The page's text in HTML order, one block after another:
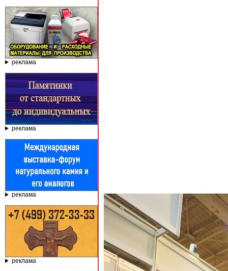
реклама
реклама
реклама
реклама